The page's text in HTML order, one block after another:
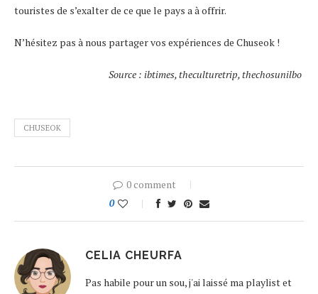
touristes de s’exalter de ce que le pays a à offrir.
N’hésitez pas à nous partager vos expériences de Chuseok !
Source : ibtimes, theculturetrip, thechosunilbo
CHUSEOK
0 comment
0
CELIA CHEURFA
Pas habile pour un sou, j'ai laissé ma playlist et